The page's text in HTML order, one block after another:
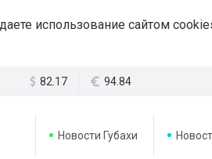
использование сайтом
82.17 94.84
Новости Губахи